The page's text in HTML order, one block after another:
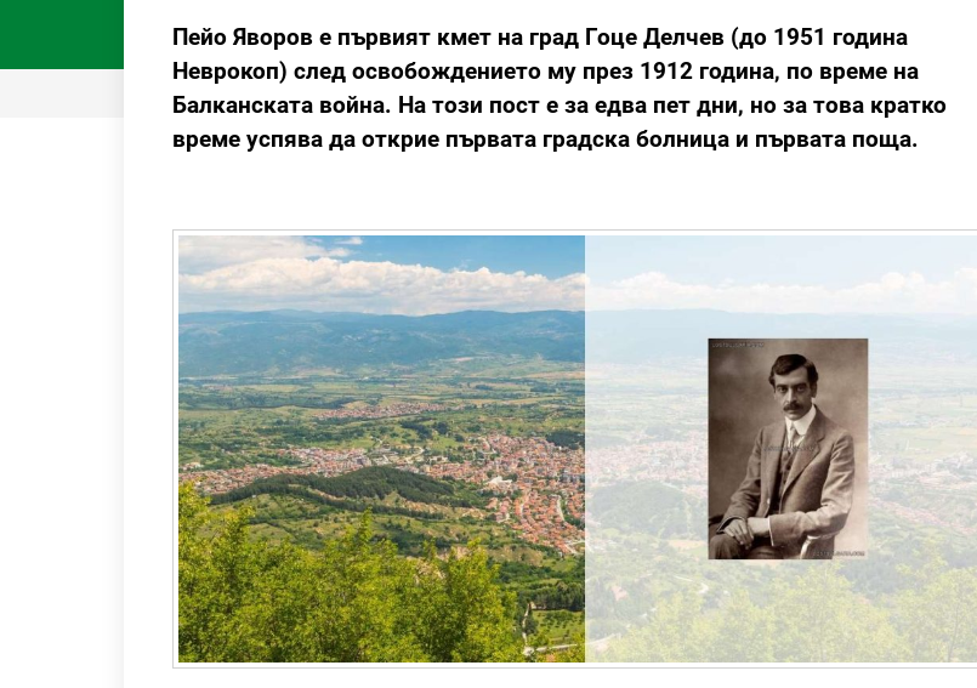
Пейо Яворов е първият кмет на град Гоце Делчев (до 1951 година
Неврокоп) след освобождението му през 1912 година, по време на
Балканската война. На този пост е за едва пет дни, но за това кратко
време успява да открие първата градска болница и първата поща.